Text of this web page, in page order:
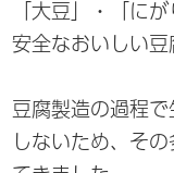
「大豆」・「に
安全なおいしい豆
豆腐製造の過程
しないため、そ